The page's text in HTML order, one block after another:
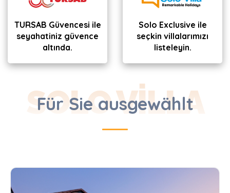
TURSAB Güvencesi ile
seyahatiniz güvence
altında.
Solo Exclusive ile
seçkin villalarımızı
listeleyin.
Für Sie ausgewählt
SOLO VILLA